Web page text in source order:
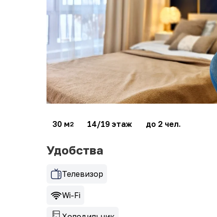
30 м2 14/19 этаж до 2 чел.
Удобства
Телевизор
Wi-Fi